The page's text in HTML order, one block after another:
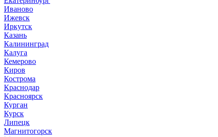
Иваново
Ижевск
Иркутск
Казань
Калининград
Калуга
Кемерово
Киров
Кострома
Краснодар
Красноярск
Курган
Курск
Липецк
Магнитогорск